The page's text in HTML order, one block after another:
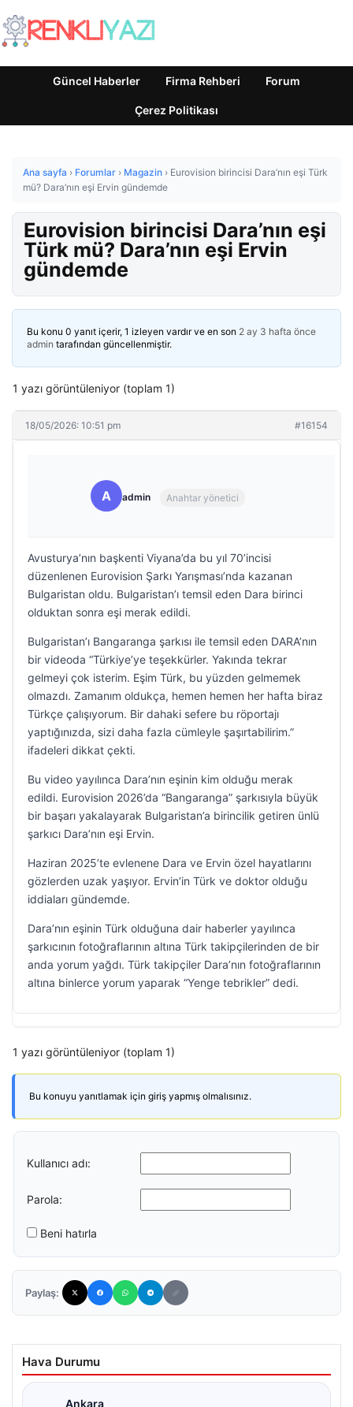
Güncel Haberler Firma Rehberi Forum
Çerez Politikası
Ana sayfa › Forumlar › Magazin › Eurovision birincisi Dara’nın eşi Türk
mü? Dara’nın eşi Ervin gündemde
Eurovision birincisi Dara’nın eşi
Türk mü? Dara’nın eşi Ervin
gündemde
Bu konu 0 yanıt içerir, 1 izleyen vardır ve en son 2 ay 3 hafta önce
admin tarafından güncellenmiştir.
1 yazı görüntüleniyor (toplam 1)
18/05/2026: 10:51 pm #16154
A admin Anahtar yönetici
Avusturya’nın başkenti Viyana’da bu yıl 70’incisi
düzenlenen Eurovision Şarkı Yarışması’nda kazanan
Bulgaristan oldu. Bulgaristan’ı temsil eden Dara birinci
olduktan sonra eşi merak edildi.
Bulgaristan’ı Bangaranga şarkısı ile temsil eden DARA’nın
bir videoda “Türkiye’ye teşekkürler. Yakında tekrar
gelmeyi çok isterim. Eşim Türk, bu yüzden gelmemek
olmazdı. Zamanım oldukça, hemen hemen her hafta biraz
Türkçe çalışıyorum. Bir dahaki sefere bu röportajı
yaptığınızda, sizi daha fazla cümleyle şaşırtabilirim.”
ifadeleri dikkat çekti.
Bu video yayılınca Dara’nın eşinin kim olduğu merak
edildi. Eurovision 2026’da “Bangaranga” şarkısıyla büyük
bir başarı yakalayarak Bulgaristan’a birincilik getiren ünlü
şarkıcı Dara’nın eşi Ervin.
Haziran 2025’te evlenene Dara ve Ervin özel hayatlarını
gözlerden uzak yaşıyor. Ervin’in Türk ve doktor olduğu
iddiaları gündemde.
Dara’nın eşinin Türk olduğuna dair haberler yayılınca
şarkıcının fotoğraflarının altına Türk takipçilerinden de bir
anda yorum yağdı. Türk takipçiler Dara’nın fotoğraflarının
altına binlerce yorum yaparak “Yenge tebrikler” dedi.
1 yazı görüntüleniyor (toplam 1)
Bu konuyu yanıtlamak için giriş yapmış olmalısınız.
Kullanıcı adı:
Parola:
Beni hatırla
Paylaş:
Hava Durumu
Ankara